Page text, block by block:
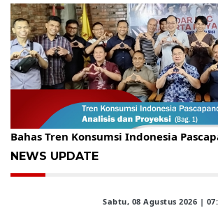
Gelar Kopdar, KBC Jakarta Raya
Bahas Tren Konsumsi Indonesia
NEWS UPDATE
Sabtu, 08 Agustus 2026 |